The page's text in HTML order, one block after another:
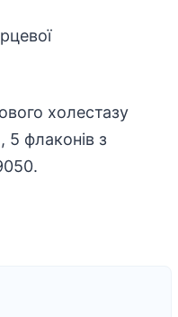
холестазу
5 флаконів з